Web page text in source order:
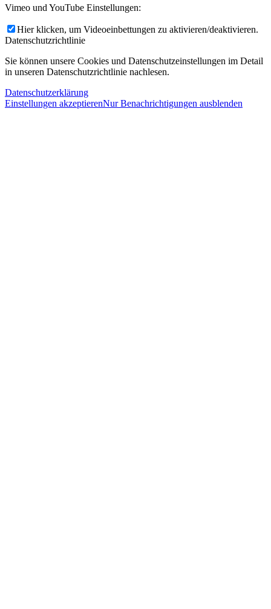
Vimeo und YouTube Einstellungen:
Hier klicken, um Videoeinbettungen zu aktivieren/deaktivieren.
Datenschutzrichtlinie
Sie können unsere Cookies und Datenschutzeinstellungen im Detail
in unseren Datenschutzrichtlinie nachlesen.
Datenschutzerklärung
Einstellungen akzeptierenNur Benachrichtigungen ausblenden